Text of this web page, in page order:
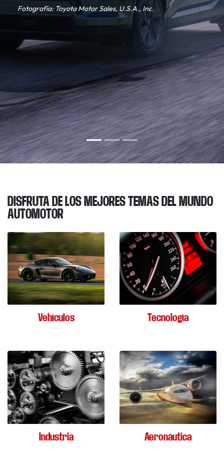
Fotografía: Toyota Motor Sales, U.S.A., Inc.
DISFRUTA DE LOS MEJORES TEMAS DEL MUNDO
AUTOMOTOR
Vehículos Tecnología
Industria Aeronáutica